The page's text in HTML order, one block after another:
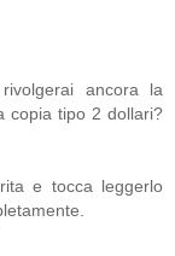
ancora la
copia tipo 2 dollari?
e tocca leggerlo